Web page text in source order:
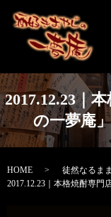
2017.12.23｜
の一夢庵
HOME 徒然なるま
2017.12.23｜本格焼酎専